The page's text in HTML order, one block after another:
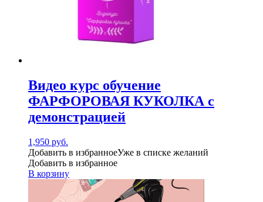
Видео курс обучение
ФАРФОРОВАЯ КУКОЛКА с
демонстрацией
1,950 руб.
Добавить в избранноеУже в списке желаний
Добавить в избранное
В корзину